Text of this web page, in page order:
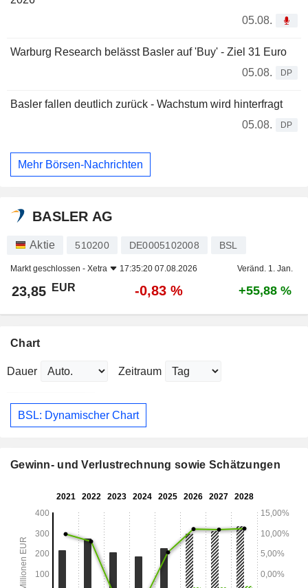
05.08.
Warburg Research belässt Basler auf 'Buy' - Ziel 31 Euro
05.08.
DP
Basler fallen deutlich zurück - Wachstum wird hinterfragt
05.08.
DP
Mehr Börsen-Nachrichten
BASLER AG
Aktie 510200 DE0005102008 BSL
Markt geschlossen - Xetra 17:35:20 07.08.2026 Veränd. 1. Jan.
23,85 EUR -0,83 % +55,88 %
Chart
Dauer Zeitraum
BSL: Dynamischer Chart
Gewinn- und Verlustrechnung sowie Schätzungen